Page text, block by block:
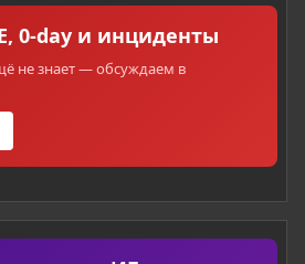
0-day и инциденты
не знает — обсуждаем в